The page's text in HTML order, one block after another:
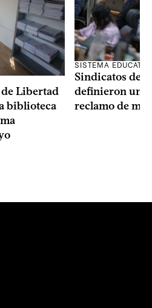
Libertad
biblioteca
SISTEMA
Sindicatos de
definieron un
reclamo de